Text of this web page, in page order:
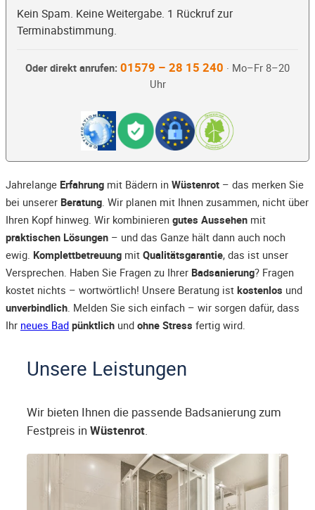
Kein Spam. Keine Weitergabe. 1 Rückruf zur
Terminabstimmung.
Oder direkt anrufen: 01579 – 28 15 240 · Mo–Fr 8–20
Uhr
Jahrelange Erfahrung mit Bädern in Wüstenrot – das merken Sie
bei unserer Beratung. Wir planen mit Ihnen zusammen, nicht über
Ihren Kopf hinweg. Wir kombinieren gutes Aussehen mit
praktischen Lösungen – und das Ganze hält dann auch noch
ewig. Komplettbetreuung mit Qualitätsgarantie, das ist unser
Versprechen. Haben Sie Fragen zu Ihrer Badsanierung? Fragen
kostet nichts – wortwörtlich! Unsere Beratung ist kostenlos und
unverbindlich. Melden Sie sich einfach – wir sorgen dafür, dass
Ihr neues Bad pünktlich und ohne Stress fertig wird.
Unsere Leistungen
Wir bieten Ihnen die passende Badsanierung zum
Festpreis in Wüstenrot.